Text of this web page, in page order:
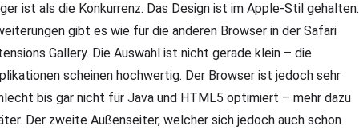
ist als die Konkurrenz. Das Design ist im Apple-Stil gehalten.
gibt es wie für die anderen Browser in der Safari
Gallery. Die Auswahl ist nicht gerade klein – die
scheinen hochwertig. Der Browser ist jedoch sehr
bis gar nicht für Java und HTML5 optimiert – mehr dazu
Der zweite Außenseiter, welcher sich jedoch auch schon